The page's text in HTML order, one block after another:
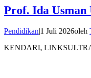
Prof. Ida Usman
Pendidikan|1 Juli 2026oleh
KENDARI,